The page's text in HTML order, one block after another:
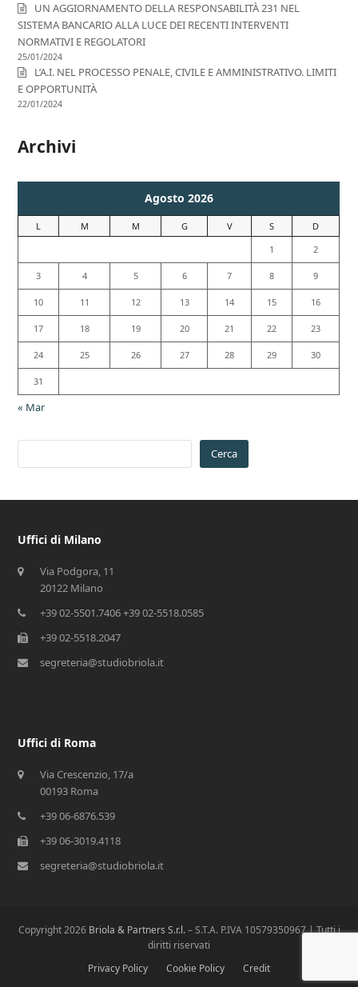
UN AGGIORNAMENTO DELLA RESPONSABILITÀ 231 NEL
SISTEMA BANCARIO ALLA LUCE DEI RECENTI INTERVENTI
NORMATIVI E REGOLATORI
25/01/2024
L’A.I. NEL PROCESSO PENALE, CIVILE E AMMINISTRATIVO. LIMITI
E OPPORTUNITÀ
22/01/2024
Archivi
Agosto 2026
L M M G V S
D
1
2
3 4 5 6 7 8 9
10 11 12 13 14 15 16
17 18 19 20 21 22 23
24 25 26 27 28 29 30
31
« Mar
Cerca
Uffici di Milano
Via Podgora, 11
20122 Milano
+39 02-5501.7406 +39 02-5518.0585
+39 02-5518.2047
segreteria@studiobriola.it
Uffici di Roma
Via Crescenzio, 17/a
00193 Roma
+39 06-6876.539
+39 06-3019.4118
segreteria@studiobriola.it
Copyright 2026 Briola & Partners S.r.l.– S.T.A. P.IVA 10579350967 | Tutti i
diritti riservati
Privacy Policy
Cookie Policy Credit